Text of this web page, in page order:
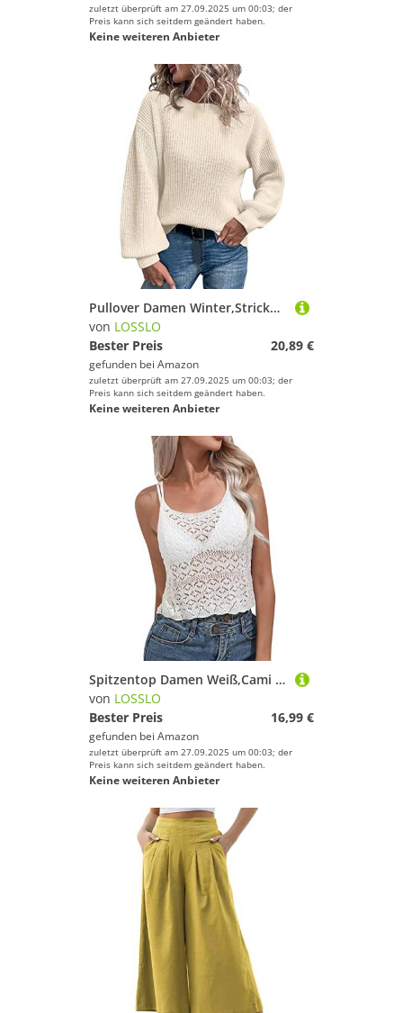
zuletzt überprüft am 27.09.2025 um 00:03; der
Preis kann sich seitdem geändert haben.
Keine weiteren Anbieter
Pullover Damen Winter,Strickpullover Oversize Strickpulli Herbst Langarmshirt Elegante Stricken Pulli Langarm Winterpulli Einfarbig Oberteil Tops Longpullover für Frauen Sweater
von LOSSLO
Bester Preis
20,89 €
gefunden bei Amazon
zuletzt überprüft am 27.09.2025 um 00:03; der
Preis kann sich seitdem geändert haben.
Keine weiteren Anbieter
Spitzentop Damen Weiß,Cami Top Damen,Spaghetti Top Damen V Ausschnitte Sexy Spitzen Oberteile Locker Blusentops Tshirt Tunika Bluse Sommertops Luftig Weste Tops Teenager Mädchen Tanktops Frauen
von LOSSLO
Bester Preis
16,99 €
gefunden bei Amazon
zuletzt überprüft am 27.09.2025 um 00:03; der
Preis kann sich seitdem geändert haben.
Keine weiteren Anbieter